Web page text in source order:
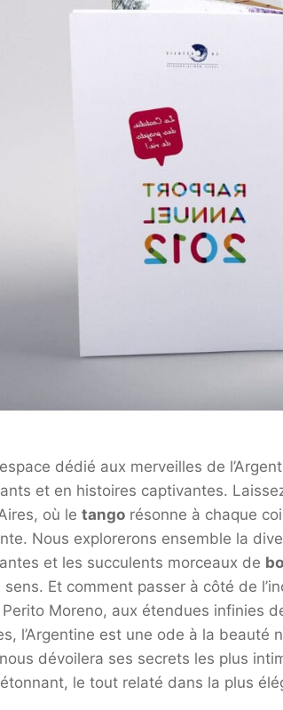
dédié aux merveilles de
et en histoires captivantes.
où le tango résonne à chaque
Nous explorerons ensemble la
et les succulents morceaux de
Et comment passer à côté de
Moreno, aux étendues infinies
l’Argentine est une ode à la beauté
nous dévoilera ses secrets les plus
le tout relaté dans la plus